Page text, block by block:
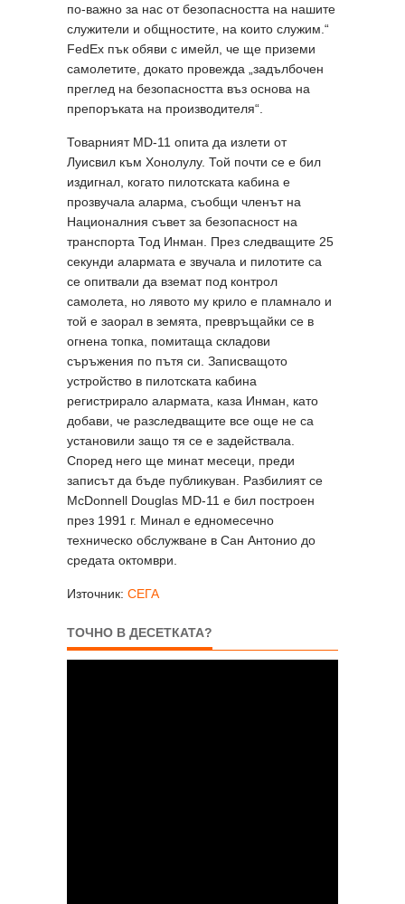
по-важно за нас от безопасността на нашите
служители и общностите, на които служим.“
FedEx пък обяви с имейл, че ще приземи
самолетите, докато провежда „задълбочен
преглед на безопасността въз основа на
препоръката на производителя“.
Товарният MD-11 опита да излети от
Луисвил към Хонолулу. Той почти се е бил
издигнал, когато пилотската кабина е
прозвучала аларма, съобщи членът на
Националния съвет за безопасност на
транспорта Тод Инман. През следващите 25
секунди алармата е звучала и пилотите са
се опитвали да вземат под контрол
самолета, но лявото му крило е пламнало и
той е заорал в земята, превръщайки се в
огнена топка, помитаща складови
съръжения по пътя си. Записващото
устройство в пилотската кабина
регистрирало алармата, каза Инман, като
добави, че разследващите все още не са
установили защо тя се е задействала.
Според него ще минат месеци, преди
записът да бъде публикуван. Разбилият се
McDonnell Douglas MD-11 е бил построен
през 1991 г. Минал е едномесечно
техническо обслужване в Сан Антонио до
средата октомври.
Източник: СЕГА
ТОЧНО В ДЕСЕТКАТА?